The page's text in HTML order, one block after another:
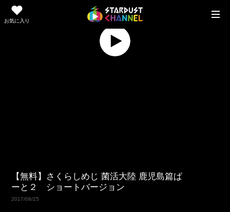
お気に入り
Replay
Play
【無料】さくらしめじ 菌活大陸 鹿児島篇ぱ
ーと２ ショートバージョン
2017/08/25